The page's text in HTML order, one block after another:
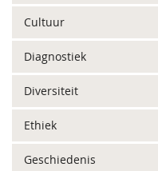
Cultuur
Diagnostiek
Diversiteit
Ethiek
Geschiedenis